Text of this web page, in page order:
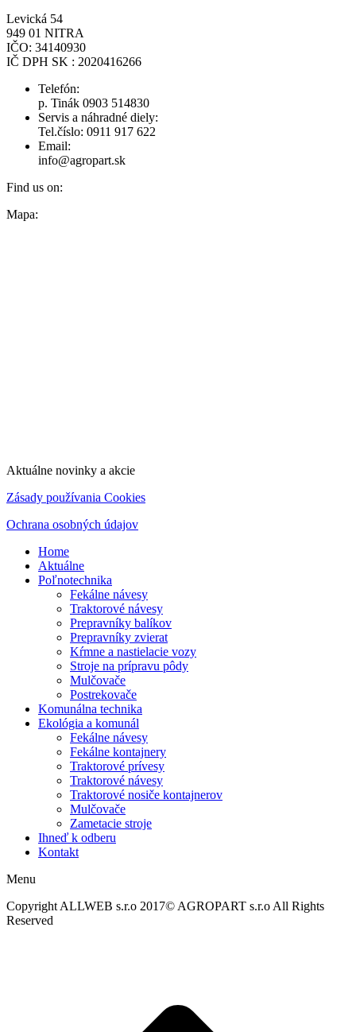
Levická 54
949 01 NITRA
IČO: 34140930
IČ DPH SK : 2020416266
Telefón:
p. Tinák 0903 514830
Servis a náhradné diely:
Tel.číslo: 0911 917 622
Email:
info@agropart.sk
Find us on:
Facebook
Mapa:
Aktuálne novinky a akcie
Zásady používania Cookies
Ochrana osobných údajov
Home
Aktuálne
Poľnotechnika
Fekálne návesy
Traktorové návesy
Prepravníky balíkov
Prepravníky zvierat
Kŕmne a nastielacie vozy
Stroje na prípravu pôdy
Mulčovače
Postrekovače
Komunálna technika
Ekológia a komunál
Fekálne návesy
Fekálne kontajnery
Traktorové prívesy
Traktorové návesy
Traktorové nosiče kontajnerov
Mulčovače
Zametacie stroje
Ihneď k odberu
Kontakt
Menu
Copyright ALLWEB s.r.o 2017© AGROPART s.r.o All Rights
Reserved